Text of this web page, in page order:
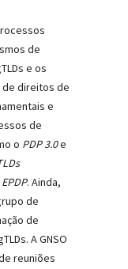
de
e os
direitos de
e
de
o PDP 3.0e
. Ainda,
de
de
A GNSO
reuniões